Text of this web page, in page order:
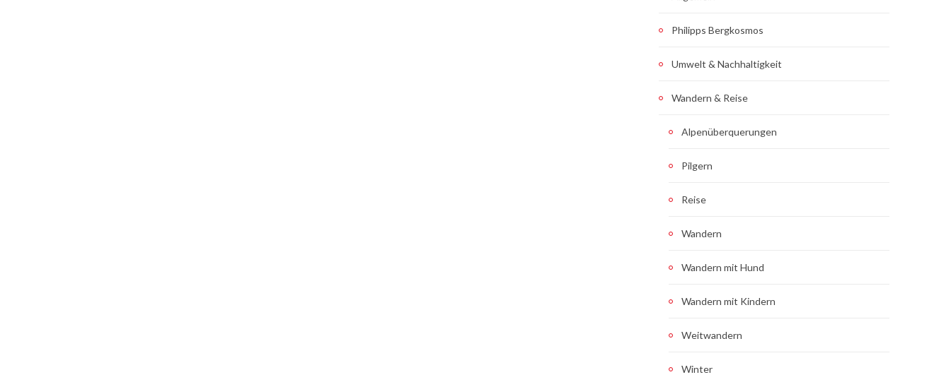
Philipps Bergkosmos
Umwelt & Nachhaltigkeit
Wandern & Reise
Alpenüberquerungen
Pilgern
Reise
Wandern
Wandern mit Hund
Wandern mit Kindern
Weitwandern
Winter